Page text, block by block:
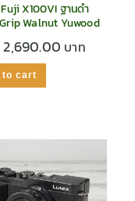
X100VI ฐานดำ
Walnut Yuwood
2,690.00
to cart